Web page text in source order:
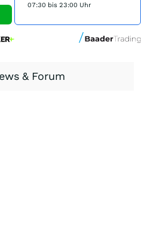
07:30 bis 23:00 Uhr
& Forum